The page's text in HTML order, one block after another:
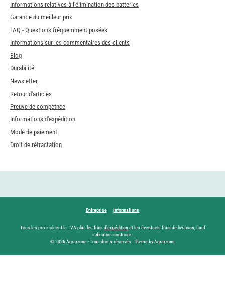
Informations relatives à l'élimination des batteries
Garantie du meilleur prix
FAQ - Questions fréquemment posées
Informations sur les commentaires des clients
Blog
Durabilité
Newsletter
Retour d'articles
Preuve de compétnce
Informations d'expédition
Mode de paiement
Droit de rétractation
Entreprise Informations
Tous les prix incluent la TVA plus les frais d'expéditionet les éventuels frais de livraison, sauf
indication contraire.
© 2026 Agrarzone - Tous droits réservés. Theme by Agrarzone